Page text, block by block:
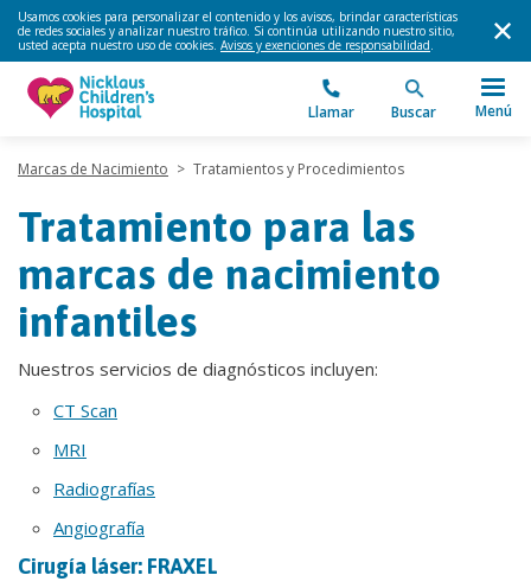
Usamos cookies para personalizar el contenido y los avisos, brindar características
de redes sociales y analizar nuestro tráfico. Si continúa utilizando nuestro sitio,
usted acepta nuestro uso de cookies. Avisos y exenciones de responsabilidad.
Llamar Buscar Menú
Marcas de Nacimiento > Tratamientos y Procedimientos
Tratamiento para las
marcas de nacimiento
infantiles
Nuestros servicios de diagnósticos incluyen:
CT Scan
MRI
Radiografías
Angiografía
Cirugía láser: FRAXEL